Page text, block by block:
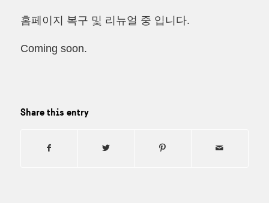
홈페이지 복구 및 리뉴얼 중 입니다.
Coming soon.
Share this entry